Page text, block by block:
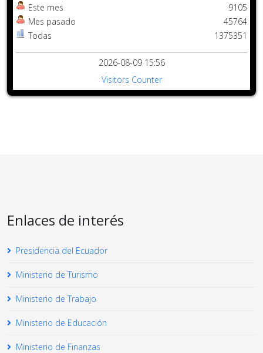
Este mes
Mes pasado
Todas
9105
45764
1375351
2026-08-09 15:56
Visitors Counter
Enlaces de interés
Presidencia del Ecuador
Ministerio de Turismo
Ministerio de Trabajo
Ministerio de Educación
Ministerio de Finanzas